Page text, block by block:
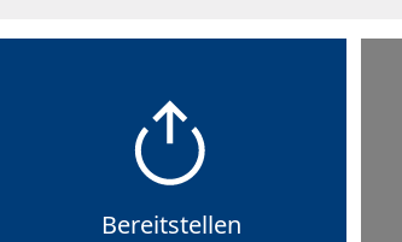
Bereitstellen